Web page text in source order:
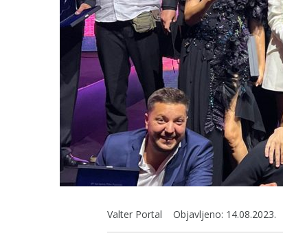
Valter Portal Objavljeno: 14.08.2023.